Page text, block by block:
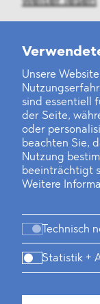
Unsere
sind essentiell
der Seite,
oder
beachten Sie,
Nutzung
beeinträchtigt
Weitere
Technisch
Statistik +
‹12345 6 78›